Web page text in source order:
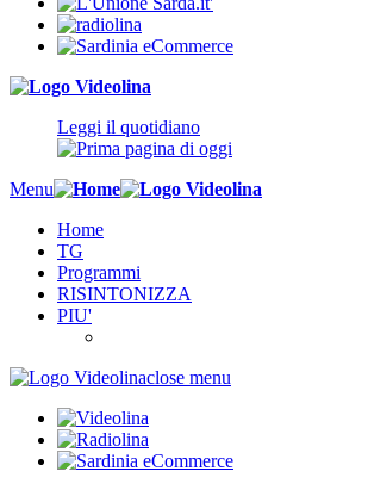
Leggi il quotidiano
Menu
Home
TG
Programmi
RISINTONIZZA
PIU'
close menu